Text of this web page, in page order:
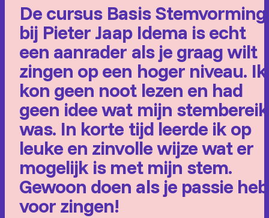
De cursus Basis Stemvorming
bij Pieter Jaap Idema is echt
een aanrader als je graag wilt
zingen op een hoger niveau. Ik
kon geen noot lezen en had
geen idee wat mijn stembereik
was. In korte tijd leerde ik op
leuke en zinvolle wijze wat er
mogelijk is met mijn stem.
Gewoon doen als je passie
voor zingen!